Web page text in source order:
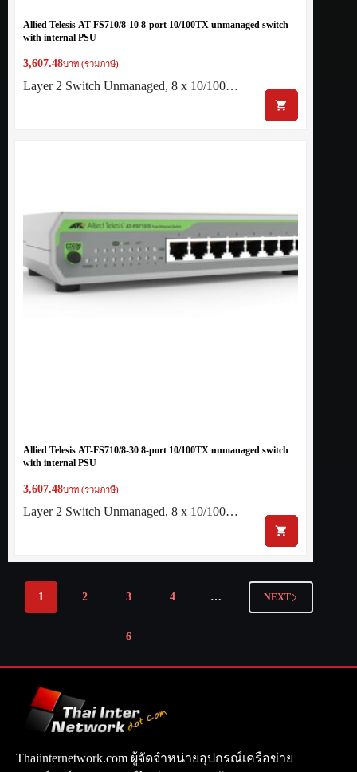
Allied Telesis AT-FS710/8-10 8-port 10/100TX unmanaged switch
with internal PSU
3,607.48บาท (รวมภาษี)
Layer 2 Switch Unmanaged, 8 x 10/100…
Allied Telesis AT-FS710/8-30 8-port 10/100TX unmanaged switch
with internal PSU
3,607.48บาท (รวมภาษี)
Layer 2 Switch Unmanaged, 8 x 10/100…
1 2 3 4 …
6
NEXT
Thaiinternetwork.com ผู้จัดจำหน่ายอุปกรณ์เครือข่าย